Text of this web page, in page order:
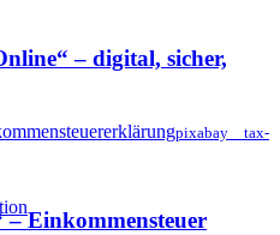
– digital, sicher,
pixabay _ tax-
Einkommensteuer